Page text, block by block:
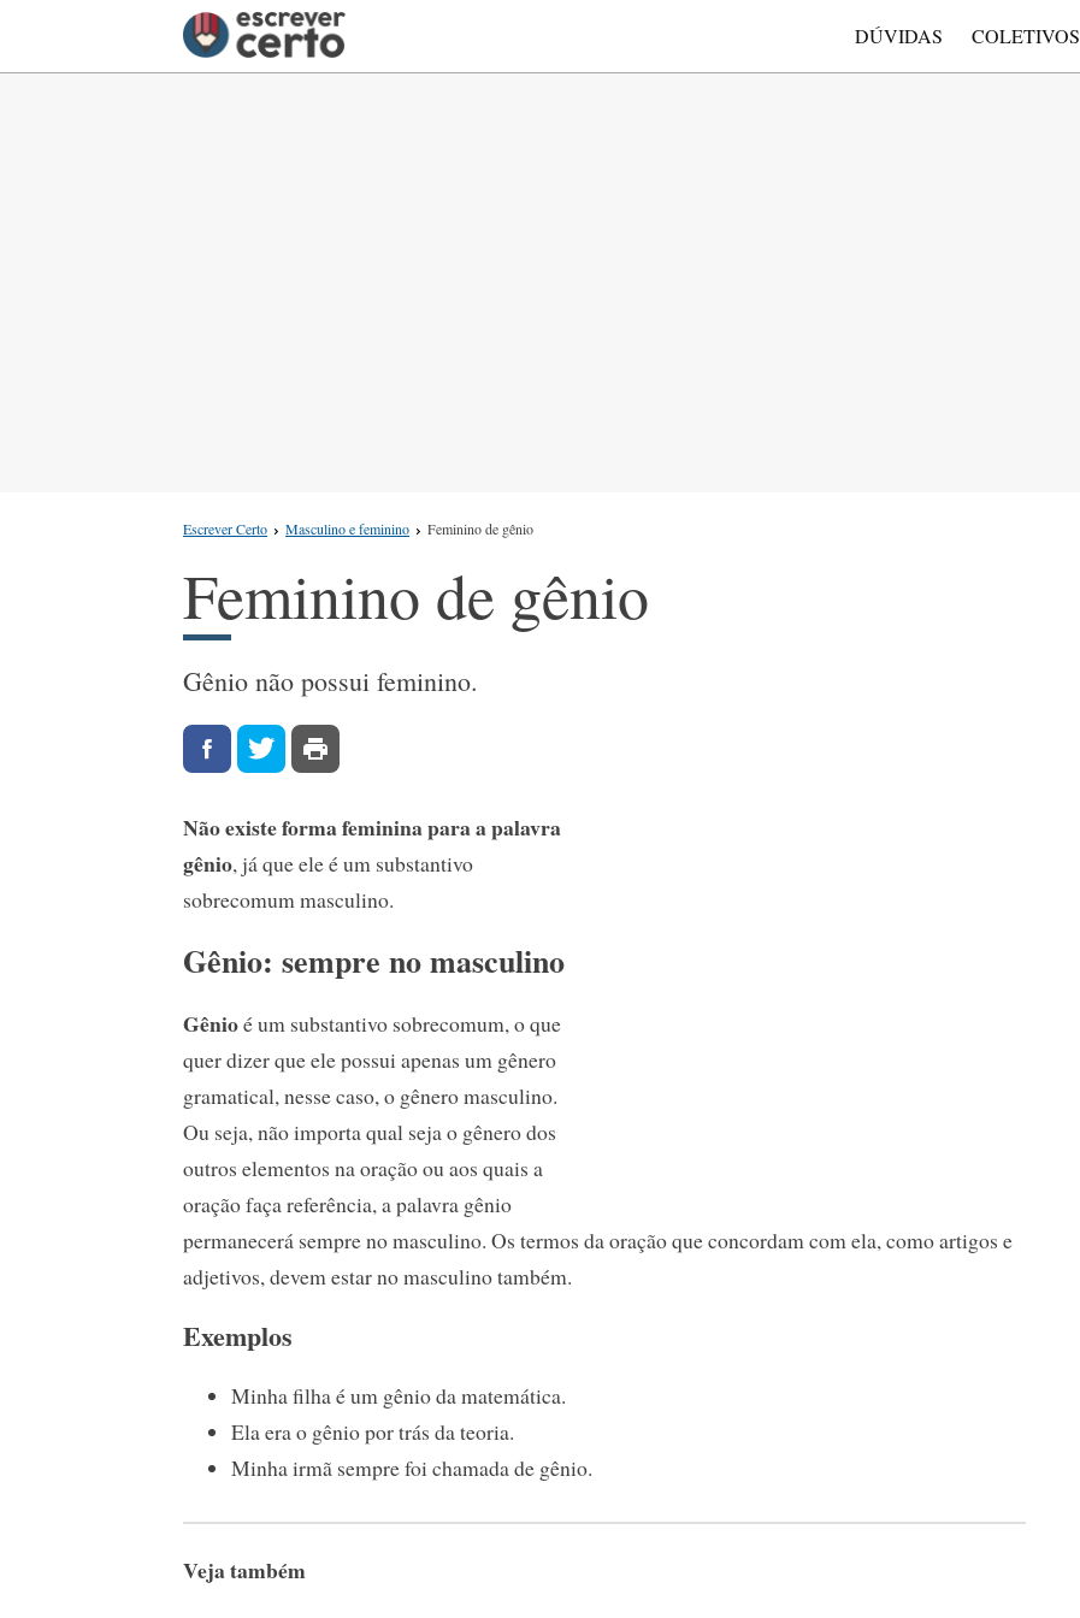
DÚVIDAS COLETIVOS
Escrever Certo Masculino e feminino Feminino de gênio
Feminino de gênio
Gênio não possui feminino.
Não existe forma feminina para a palavra
gênio, já que ele é um substantivo
sobrecomum masculino.
Gênio: sempre no masculino
Gênioé um substantivo sobrecomum, o que
quer dizer que ele possui apenas um gênero
gramatical, nesse caso, o gênero masculino.
Ou seja, não importa qual seja o gênero dos
outros elementos na oração ou aos quais a
oração faça referência, a palavra gênio
permanecerá sempre no masculino. Os termos da oração que concordam com ela, como artigos e
adjetivos, devem estar no masculino também.
Exemplos
Minha filha é um gênio da matemática.
Ela era o gênio por trás da teoria.
Minha irmã sempre foi chamada de gênio.
Veja também